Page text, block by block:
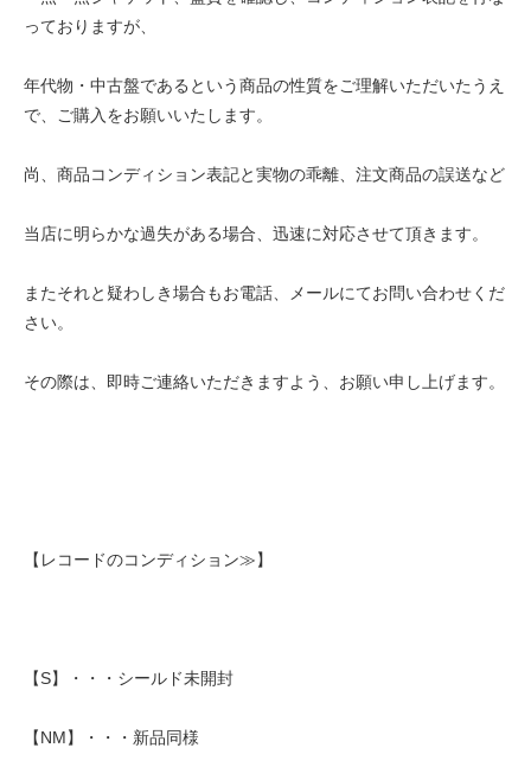
っておりますが、
年代物・中古盤であるという商品の性質をご理解いただいたうえ
で、ご購入をお願いいたします。
尚、商品コンディション表記と実物の乖離、注文商品の誤送など
当店に明らかな過失がある場合、迅速に対応させて頂きます。
またそれと疑わしき場合もお電話、メールにてお問い合わせくだ
さい。
その際は、即時ご連絡いただきますよう、お願い申し上げます。
【レコードのコンディション≫】
【S】・・・シールド未開封
【NM】・・・新品同様